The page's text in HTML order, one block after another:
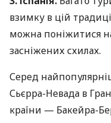
взимку в цій
можна поніжитися
засніжених схилах.
Серед
Сьєрра-Невада в
країни — Бакейра-